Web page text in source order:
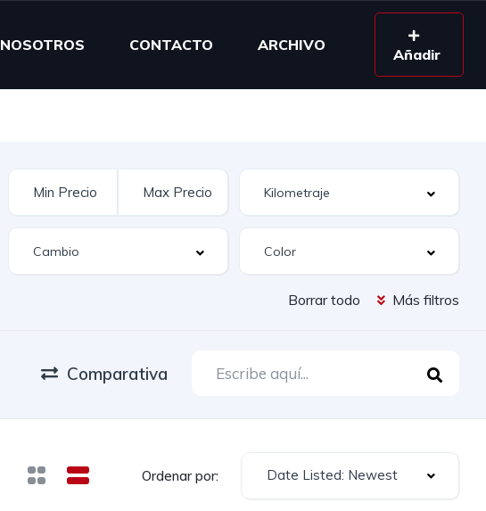
NOSOTROS CONTACTO ARCHIVO
Añadir
Borrar todo Más filtros
Comparativa
Ordenar por: Date Listed: Newest